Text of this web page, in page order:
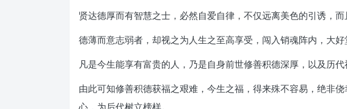
贤达德厚而有智慧之士，必然自爱自律，不仅远离美色的引诱，而
德薄而意志弱者，却视之为人生之至高享受，闯入销魂阵内，大好
凡是今生能享有富贵的人，乃是自身前世修善积德深厚，以及历
由此可知修善积德获福之艰难，今生之福，得来殊不容易，绝非
心，为后代树立榜样。